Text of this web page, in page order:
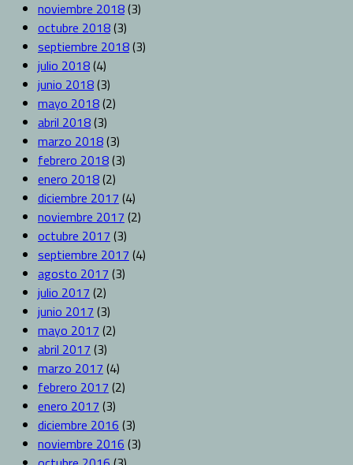
noviembre 2018(3)
octubre 2018(3)
septiembre 2018(3)
julio 2018(4)
junio 2018(3)
mayo 2018(2)
abril 2018(3)
marzo 2018(3)
febrero 2018(3)
enero 2018(2)
diciembre 2017 (4)
noviembre 2017 (2)
octubre 2017 (3)
septiembre 2017 (4)
agosto 2017 (3)
julio 2017 (2)
junio 2017 (3)
mayo 2017 (2)
abril 2017 (3)
marzo 2017 (4)
febrero 2017 (2)
enero 2017 (3)
diciembre 2016 (3)
noviembre 2016 (3)